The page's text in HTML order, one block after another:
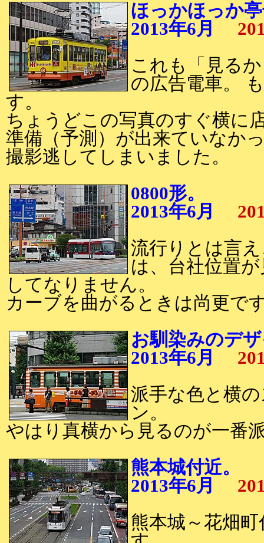
ほっかほっか
2013年6月
これも「見る
の広告電車。
す。
ちょうどこの写真のすぐ横に
準備（予測）が出来ていなか
撮影逃してしまいました。
0800形。
2013年6月
流行りとは言
は、台社位置
してなりません。
カーブを曲がるときは尚更で
お馴染みのデ
2013年6月
派手な色と横
ン。
やはり真横から見るのが一番
熊本城付近。
2013年6月
熊本城～花畑